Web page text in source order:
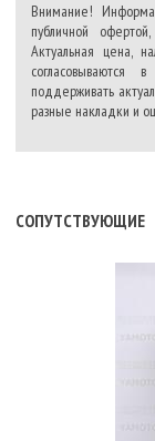
Внимание!
публичной
Актуальная цена,
поддерживать
разные накладки и
CОПУТСТВУЮЩИЕ